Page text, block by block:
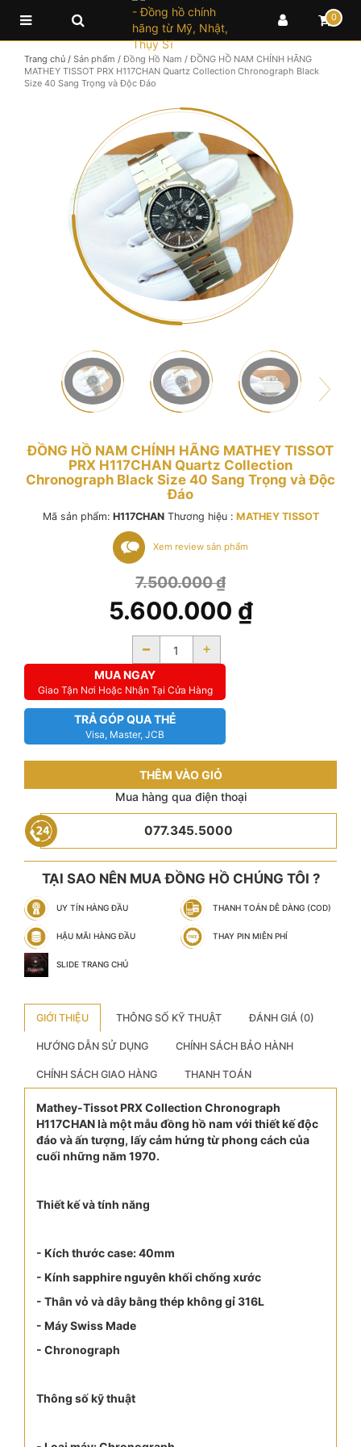
0
Trang chủ / Sản phẩm / Đồng Hồ Nam / ĐỒNG HỒ NAM CHÍNH HÃNG
MATHEY TISSOT PRX H117CHAN Quartz Collection Chronograph Black
Size 40 Sang Trọng và Độc Đáo
ĐỒNG HỒ NAM CHÍNH HÃNG MATHEY TISSOT
PRX H117CHAN Quartz Collection
Chronograph Black Size 40 Sang Trọng và Độc
Đáo
Mã sản phẩm: H117CHAN Thương hiệu : MATHEY TISSOT
Xem review sản phẩm
7.500.000₫
5.600.000 ₫
- +
MUA NGAY
Giao Tận Nơi Hoặc Nhận Tại Cửa Hàng
TRẢ GÓP QUA THẺ
Visa, Master, JCB
THÊM VÀO GIỎ
Mua hàng qua điện thoại
077.345.5000
TẠI SAO NÊN MUA ĐỒNG HỒ CHÚNG TÔI ?
UY TÍN HÀNG ĐẦU THANH TOÁN DỄ DÀNG (COD)
HẬU MÃI HÀNG ĐẦU THAY PIN MIỄN PHÍ
SLIDE TRANG CHỦ
GIỚI THIỆU THÔNG SỐ KỸ THUẬT ĐÁNH GIÁ (0)
HƯỚNG DẪN SỬ DỤNG CHÍNH SÁCH BẢO HÀNH
CHÍNH SÁCH GIAO HÀNG THANH TOÁN
Mathey-Tissot PRX Collection Chronograph
H117CHAN là một mẫu đồng hồ nam với thiết kế độc
đáo và ấn tượng, lấy cảm hứng từ phong cách của
cuối những năm 1970.
Thiết kế và tính năng
- Kích thước case: 40mm
- Kính sapphire nguyên khối chống xước
- Thân vỏ và dây bằng thép không gỉ 316L
- Máy Swiss Made
- Chronograph
Thông số kỹ thuật